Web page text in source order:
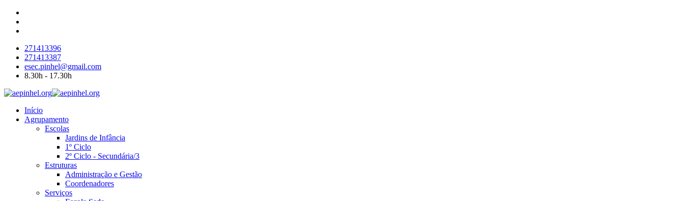
271413396
271413387
esec.pinhel@gmail.com
8.30h - 17.30h
Início
Agrupamento
Escolas
Jardins de Infância
1º Ciclo
2º Ciclo - Secundária/3
Estruturas
Administração e Gestão
Coordenadores
Serviços